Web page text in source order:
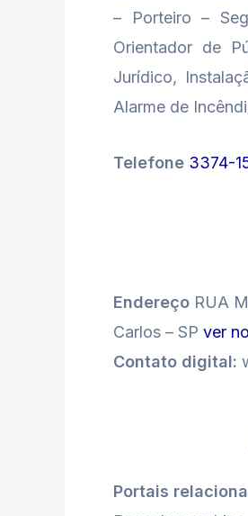
– Porteiro –
Orientador de
Jurídico,
Alarme de
Telefone 3374-
Endereço RUA
Carlos – SP ver
Contato digital:
Portais